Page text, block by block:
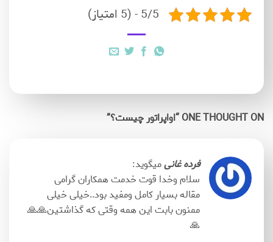
5/5 - (5 امتیاز)
ONE THOUGHT ON “ اواپراتور چیست؟”
فرده غانیمیگوید:
سلام وخدا قوت خدمت همکاران گرامی
مقاله بسیار کامل ومفید بود..خیلی خیلی
ممنون بابت این همه وقتی که گذاشتین🙏🙏
🙏